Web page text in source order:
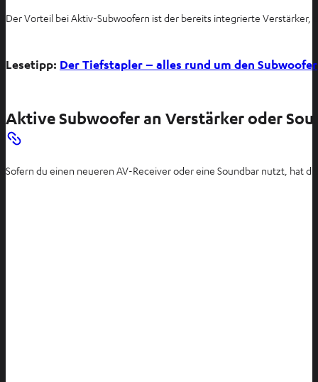
Der Vorteil bei Aktiv-Subwoofern ist der bereits integrierte Verstärker,
Lesetipp: Der Tiefstapler – alles rund um den Subwoofer
Aktive Subwoofer an Verstärker oder
Sofern du einen neueren AV-Receiver oder eine Soundbar nutzt, hat